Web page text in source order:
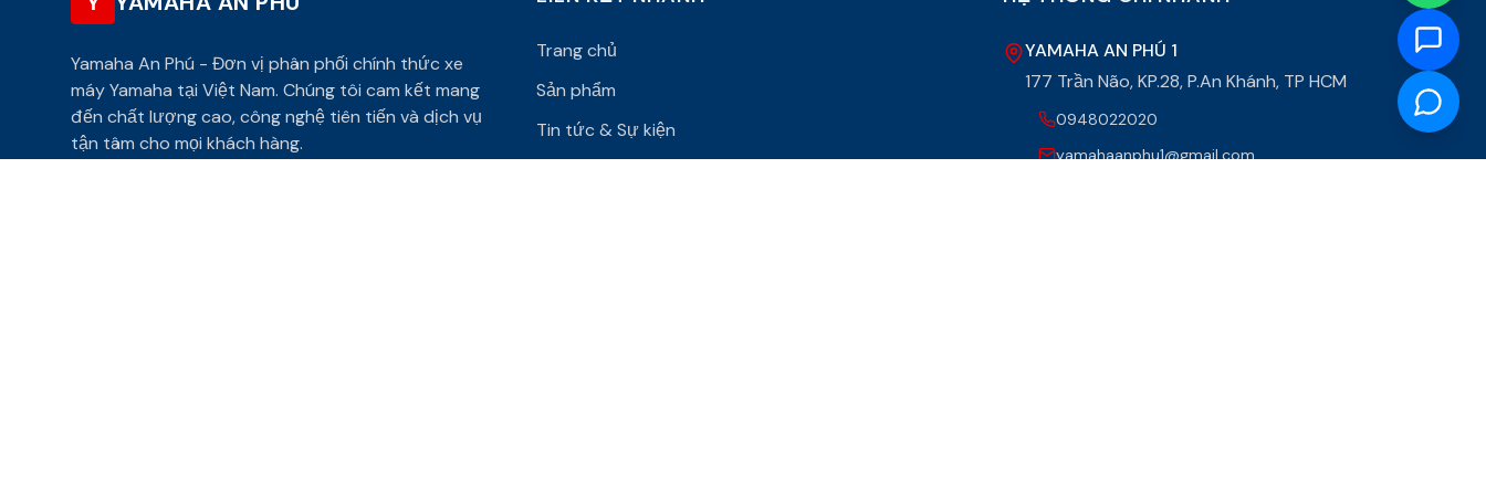
Yamaha An Phú - Đơn vị phân phối chính thức xe
máy Yamaha tại Việt Nam. Chúng tôi cam kết mang
đến chất lượng cao, công nghệ tiên tiến và dịch vụ
tận tâm cho mọi khách hàng.
Trang chủ
Sản phẩm
Tin tức & Sự kiện
YAMAHA AN PHÚ 1
177 Trần Não, KP.28, P.An Khánh, TP HCM
0948022020
yamahaanphu1@gmail.com